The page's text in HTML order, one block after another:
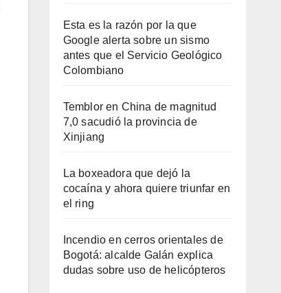
Esta es la razón por la que
Google alerta sobre un sismo
antes que el Servicio Geológico
Colombiano
Temblor en China de magnitud
7,0 sacudió la provincia de
Xinjiang
La boxeadora que dejó la
cocaína y ahora quiere triunfar en
el ring​
Incendio en cerros orientales de
Bogotá: alcalde Galán explica
dudas sobre uso de helicópteros